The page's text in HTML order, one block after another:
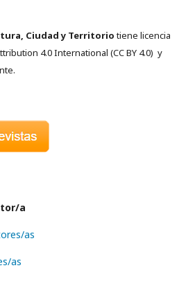
Ciudad y Territoriotiene licencia
4.0 International (CC BY 4.0) y
a
as
as